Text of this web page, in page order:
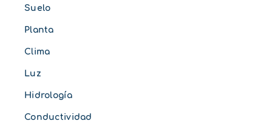
Suelo
Planta
Clima
Luz
Hidrología
Conductividad